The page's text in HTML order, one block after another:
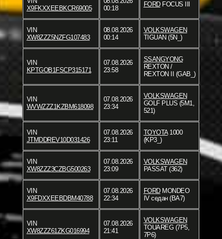
X9FKXXEEBKCR69005
00:18
FORDFOCUS III
VIN
XW8ZZZ5NZFG107483
08.08.2026
00:14
VOLKSWAGEN
TIGUAN (5N_)
VIN
KPTGOB1FSCP315171
07.08.2026
23:58
SSANGYONG
REXTON /
REXTON II (GAB_)
VIN
WVWZZZ1KZBM618098
07.08.2026
23:34
VOLKSWAGEN
GOLF PLUS (5M1,
521)
VIN
JTMDDREV10D031426
07.08.2026
23:11
TOYOTA1000
(KP3_)
VIN
XW8ZZZ3CZBG500263
07.08.2026
23:09
VOLKSWAGEN
PASSAT (362)
VIN
X9FDXXEEBDBM40788
07.08.2026
22:34
FORDMONDEO
IV седан (BA7)
VIN
XW8ZZZ61ZKG016994
07.08.2026
21:41
VOLKSWAGEN
TOUAREG (7P5,
7P6)